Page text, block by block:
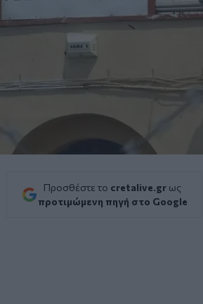
Προσθέστε το cretalive.gr ως
προτιμώμενη πηγή στο Google